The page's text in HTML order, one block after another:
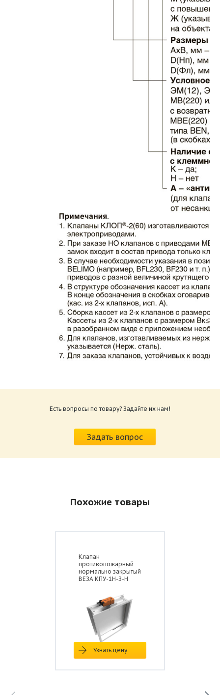
ВИНГС-М КЛОП-2.pdf
приводов КЛОП-2.pdf
Размер: 259.6 Кб
Есть вопросы по товару? Задайте их нам!
Задать вопрос
Похожие товары
Клапан
противопожарный
нормально закрытый
ВЕЗА КПУ-1Н-З-Н
Узнать цену